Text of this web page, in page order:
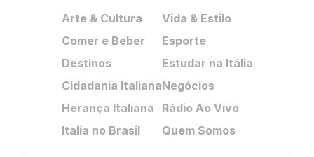
Arte & Cultura
Comer e Beber
Destinos
Cidadania Italiana
Herança Italiana
Italia no Brasil
Vida & Estilo
Esporte
Estudar na Itália
Negócios
Rádio Ao Vivo
Quem Somos